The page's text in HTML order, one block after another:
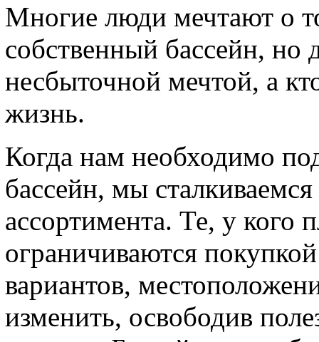
Многие люди мечтают о
собственный бассейн, но
несбыточной мечтой, а
жизнь.
Когда нам необходимо
бассейн, мы
ассортимента. Те, у кого
ограничиваются
вариантов,
изменить, освободив